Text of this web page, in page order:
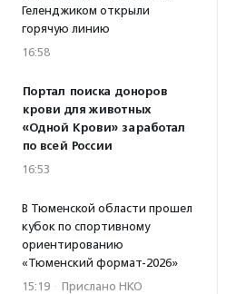
Геленджиком открыли
горячую линию
16:58
Портал поиска доноров
крови для животных
«Одной Крови» заработал
по всей России
16:53
В Тюменской области прошел
кубок по спортивному
ориентированию
«Тюменский формат-2026»
15:19 · Прислано НКО